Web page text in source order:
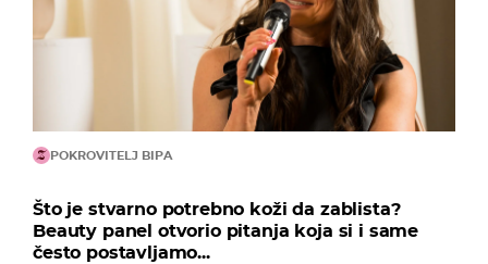
POKROVITELJ BIPA
Što je stvarno potrebno koži da zablista?
Beauty panel otvorio pitanja koja si i same
često postavljamo...